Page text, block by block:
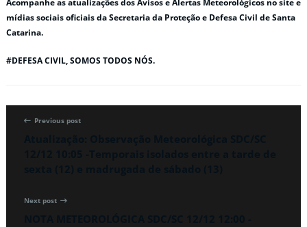
Acompanhe as atualizações dos Avisos e Alertas Meteorológicos no site e
mídias sociais oficiais da Secretaria da Proteção e Defesa Civil de Santa
Catarina.
#DEFESA CIVIL, SOMOS TODOS NÓS.
Previous post
Next post